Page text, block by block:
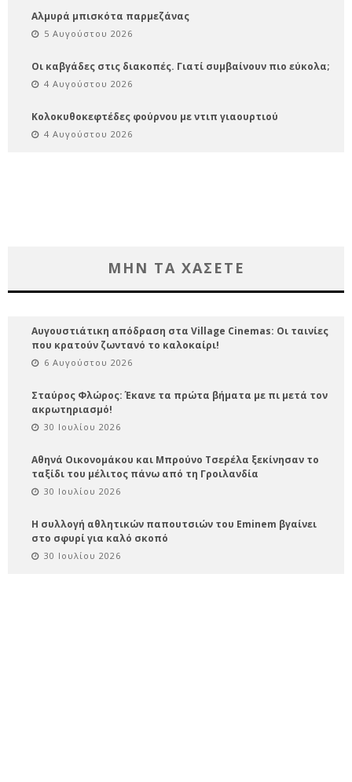
Αλμυρά μπισκότα παρμεζάνας
5 Αυγούστου 2026
Οι καβγάδες στις διακοπές. Γιατί συμβαίνουν πιο εύκολα;
4 Αυγούστου 2026
Κολοκυθοκεφτέδες φούρνου με ντιπ γιαουρτιού
4 Αυγούστου 2026
ΜΗΝ ΤΑ ΧΑΣΕΤΕ
Αυγουστιάτικη απόδραση στα Village Cinemas: Οι ταινίες
που κρατούν ζωντανό το καλοκαίρι!
6 Αυγούστου 2026
Σταύρος Φλώρος: Έκανε τα πρώτα βήματα με πι μετά τον
ακρωτηριασμό!
30 Ιουλίου 2026
Αθηνά Οικονομάκου και Μπρούνο Τσερέλα ξεκίνησαν το
ταξίδι του μέλιτος πάνω από τη Γροιλανδία
30 Ιουλίου 2026
Η συλλογή αθλητικών παπουτσιών του Eminem βγαίνει
στο σφυρί για καλό σκοπό
30 Ιουλίου 2026